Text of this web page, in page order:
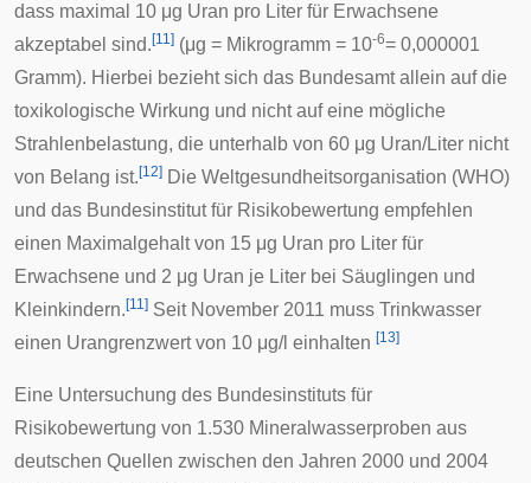
dass maximal 10 μg Uran pro Liter für Erwachsene
akzeptabel sind. [11] (μg = Mikrogramm = 10-6= 0,000001
Gramm). Hierbei bezieht sich das Bundesamt allein auf die
toxikologische Wirkung und nicht auf eine mögliche
Strahlenbelastung, die unterhalb von 60 μg Uran/Liter nicht
von Belang ist. [12] Die Weltgesundheitsorganisation (WHO)
und das Bundesinstitut für Risikobewertung empfehlen
einen Maximalgehalt von 15 μg Uran pro Liter für
Erwachsene und 2 μg Uran je Liter bei Säuglingen und
Kleinkindern. [11] Seit November 2011 muss Trinkwasser
einen Urangrenzwert von 10 μg/l einhalten [13]
Eine Untersuchung des Bundesinstituts für
Risikobewertung von 1.530 Mineralwasserproben aus
deutschen Quellen zwischen den Jahren 2000 und 2004